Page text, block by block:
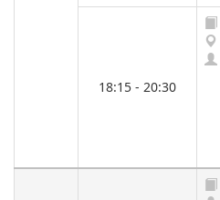
18:15 - 20:30